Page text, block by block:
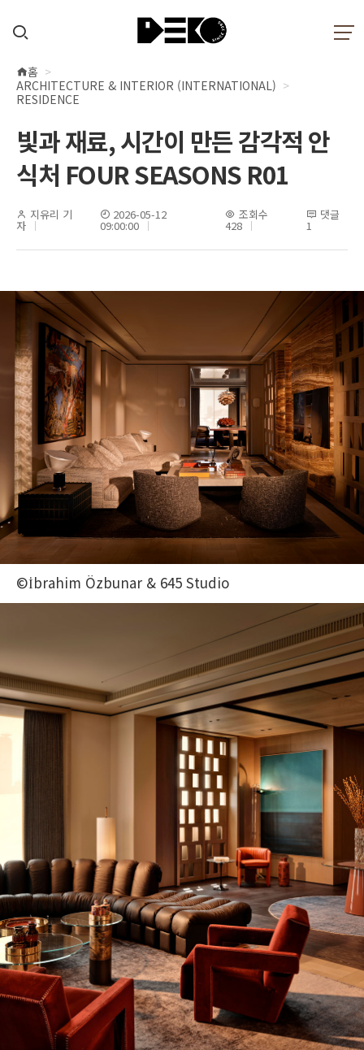
현
재
치
홈
ARCHITECTURE & INTERIOR (INTERNATIONAL)
RESIDENCE
빛과 재료, 시간이 만든 감각적 안
식처 FOUR SEASONS R01
지유리 기
자
2026-05-12
09:00:00
조회수
428
댓글
1
©İbrahim Özbunar & 645 Studio